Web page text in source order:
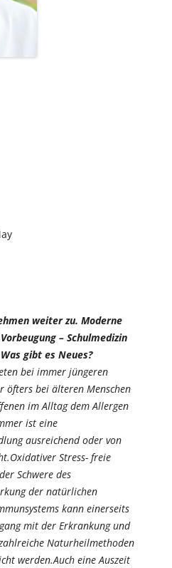
weiter zu. Moderne
– Schulmedizin
Was gibt es Neues?
bei immer jüngeren
öfters bei älteren Menschen
im Alltag dem Allergen
ist eine
ausreichend oder von
Stress- freie
Schwere des
der natürlichen
kann einerseits
mit der Erkrankung und
Naturheilmethoden
werden.Auch eine Auszeit